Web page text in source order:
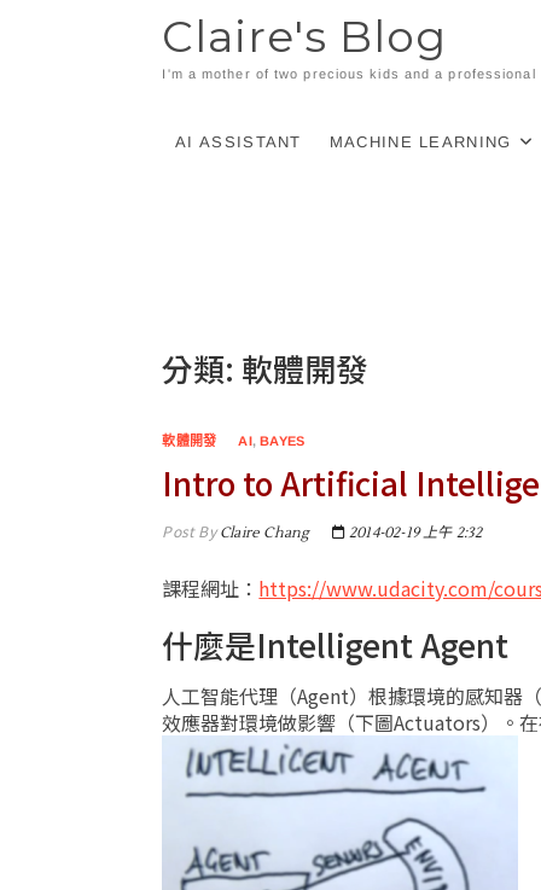
Claire's Blog
I'm a mother of two precious kids and a professional
AI ASSISTANT MACHINE LEARNING
分類: 軟體開發
軟體開發 AI,BAYES
Intro to Artificial
Post ByClaire Chang 2014-02-19 上午 2:32
課程網址： https://www.udacity.com/
什麼是Intelligent Agent
人工智能代理（Agent）根據環境的感知器
效應器對環境做影響（下圖Actuators）。